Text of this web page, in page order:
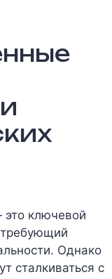
это ключевой
требующий
Однако
сталкиваться с